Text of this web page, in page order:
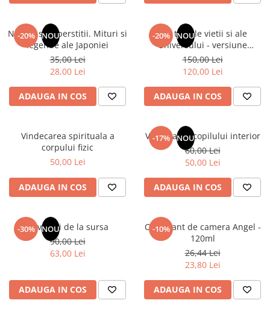
Audiobook
ReConnect
Religie
Crestinism
ScienceConnection
SelfConnect
Vindecare Spirituala
Sanatate
Gastronomik
MedConnect
Medicina & Farmacie
Medicina Pentru Toti
SealfHealing
Sport
-20% NOU
Natura si superstitii. Mituri si
legende ale Japoniei
35,00 Lei
28,00 Lei
ADAUGA IN COS
-20% NOU
Din tainele vietii si ale
Universului - versiune
originala din 1939. Volumele I-
III. Cutie de colectie -Scarlat
Demetrescu
150,00 Lei
120,00 Lei
ADAUGA IN COS
Vindecarea spirituala a
corpului fizic
50,00 Lei
ADAUGA IN COS
-17% NOU
Vindecarea copilului interior
60,00 Lei
50,00 Lei
ADAUGA IN COS
-30% NOU
Revelatii de la sursa
90,00 Lei
63,00 Lei
ADAUGA IN COS
-10%
Odorizant de camera Angel -
120ml
26,44 Lei
23,80 Lei
ADAUGA IN COS